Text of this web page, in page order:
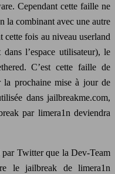
Cependant cette faille ne
la combinant avec une autre
fois au niveau userland
l’espace utilisateur), le
C’est cette faille de
la prochaine mise à jour de
dans jailbreakme.com,
par limera1n deviendra
Twitter que la Dev-Team
le jailbreak de limera1n